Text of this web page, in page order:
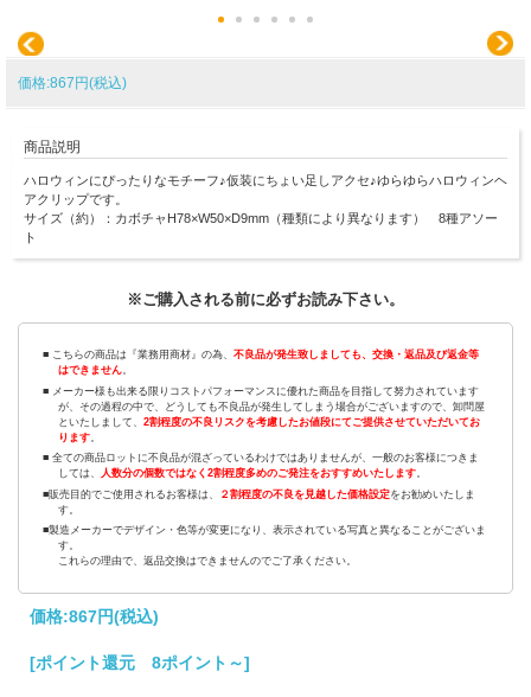
価格:867円(税込)
商品説明
ハロウィンにぴったりなモチーフ♪仮装にちょい足しアクセ♪ゆらゆらハロウィンヘ
アクリップです。
サイズ（約）：カボチャH78×W50×D9mm（種類により異なります） 8種アソー
ト
※ご購入される前に必ずお読み下さい。
■ こちらの商品は『業務用商材』の為、 不良品が発生致しましても、交換・返品及び返金等
はできません。
■ メーカー様も出来る限りコストパフォーマンスに優れた商品を目指して努力されています
が、その過程の中で、どうしても不良品が発生してしまう場合がございますので、卸問屋
といたしまして、2割程度の不良リスクを考慮したお値段にてご提供させていただいてお
ります
■ 全ての商品ロットに不良品が混ざっているわけではありませんが、一般のお客様につきま
しては、 人数分の個数ではなく2割程度多めのご発注をおすすめいたします。
■販売目的でご使用されるお客様は、
２割程度の不良を見越した価格設定をお勧めいたしま
す。
■製造メーカーでデザイン・色等が変更になり、表示されている写真と異なることがございま
す。
これらの理由で、返品交換はできませんのでご了承ください。
価格:867円(税込)
[ポイント還元 8ポイント～]